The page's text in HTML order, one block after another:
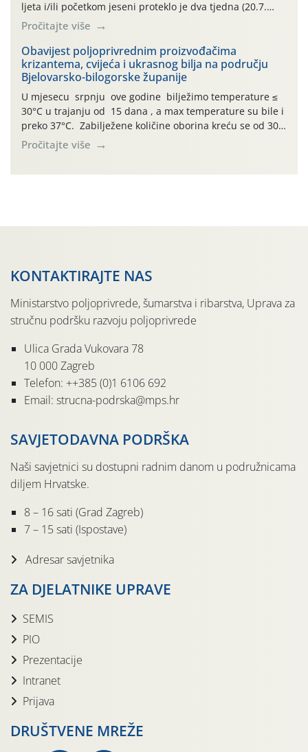
ljeta i/ili početkom jeseni proteklo je dva tjedna (20.7.
2026.). Proteklih je tjedan dana (26.7.-02.8.) obilježilo
izuzetno nepovoljno meteorološko razdoblje za rast i
razvoj ljetnih povrtnih kupusnjača: najviše dnevne
temperature zraka zadnjih su sedam dana u rasponu
30,7°-38,0°C! Drugi ovogodišnji […]
Pročitajte više
Obavijest poljoprivrednim proizvođačima
krizantema, cvijeća i ukrasnog bilja na području
Bjelovarsko-bilogorske županije
U mjesecu srpnju ove godine bilježimo temperature ≤
30°C u trajanju od 15 dana , a max temperature su bile i
preko 37°C. Zabilježene količine oborina kreću se od 30
mm do 70 mm ovisno o lokaciji. Visoke temperature
pogoduju razvoju štetnika osobito u plasteničkoj
Pročitajte više
KONTAKTIRAJTE NAS
Ministarstvo poljoprivrede, šumarstva i ribarstva, Uprava za
stručnu podršku razvoju poljoprivrede
Ulica Grada Vukovara 78
10 000 Zagreb
Telefon: ++385 (0)1 6106 692
Email: strucna-podrska@mps.hr
SAVJETODAVNA PODRŠKA
Naši savjetnici su dostupni radnim danom u podružnicama
diljem Hrvatske.
8 – 16 sati (Grad Zagreb)
7 – 15 sati (Ispostave)
Adresar savjetnika
ZA DJELATNIKE UPRAVE
SEMIS
PIO
Prezentacije
Intranet
Prijava
DRUŠTVENE MREŽE